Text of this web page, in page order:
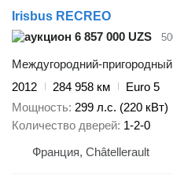
Irisbus RECREO
6 857 000 UZS
Междугородний-
2012
284 958 км
Euro 5
Мощность 299 л.с. (220 кВт)
Количество дверей 1-2-0
Франция, Châtellerault